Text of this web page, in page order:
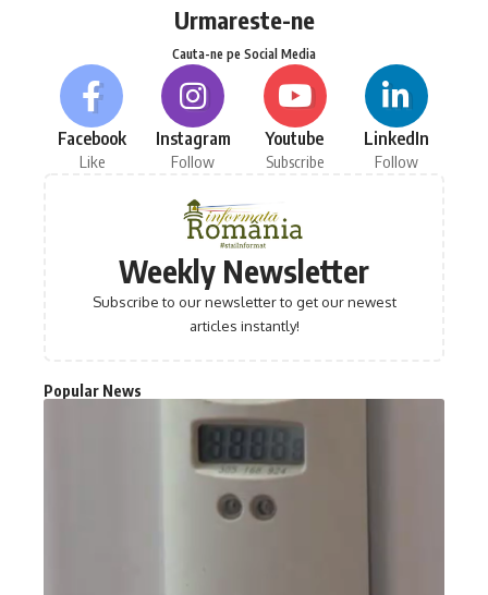
Urmareste-ne
Cauta-ne pe Social Media
Facebook
Like
Instagram
Follow
Youtube
Subscribe
LinkedIn
Follow
Weekly Newsletter
Subscribe to our newsletter to get our newest
articles instantly!
Popular News